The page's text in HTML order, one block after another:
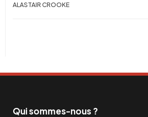
ALASTAIR CROOKE
Qui sommes-nous ?